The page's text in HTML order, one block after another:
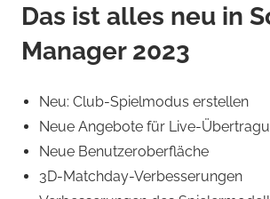
Das ist alles neu in
Manager 2023
Neu: Club-Spielmodus erstellen
Neue Angebote für Live-
Neue Benutzeroberfläche
3D-Matchday-Verbesserungen